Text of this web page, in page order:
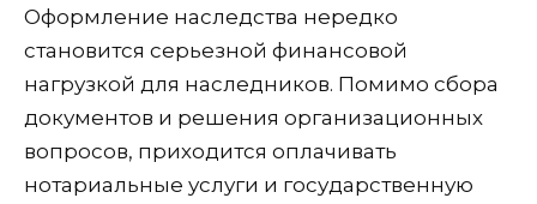
Оформление наследства нередко
становится серьезной финансовой
нагрузкой для наследников. Помимо сбора
документов и решения организационных
вопросов, приходится оплачивать
нотариальные услуги и государственную